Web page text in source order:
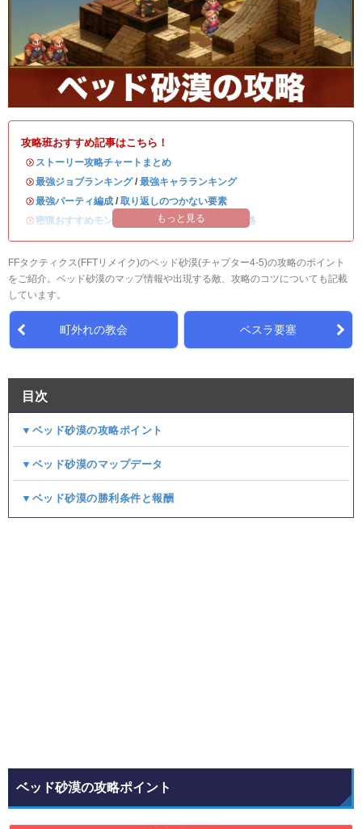
攻略班おすすめ記事はこちら！
・ ストーリー攻略チャートまとめ
・最強ジョブランキング/ 最強キャラランキング
・最強パーティ編成 / 取り返しのつかない要素
・ 密猟おすすめモンスター ディープダンジョン攻略
もっと見る
FFタクティクス(FFTリメイク)のベッド砂漠(チャプター4-5)の攻略のポイント
をご紹介。ベッド砂漠のマップ情報や出現する敵、攻略のコツについても記載
しています。
町外れの教会 ベスラ要塞
目次
▼ベッド砂漠の攻略ポイント
▼ベッド砂漠のマップデータ
▼ベッド砂漠の勝利条件と報酬
ベッド砂漠の攻略ポイント